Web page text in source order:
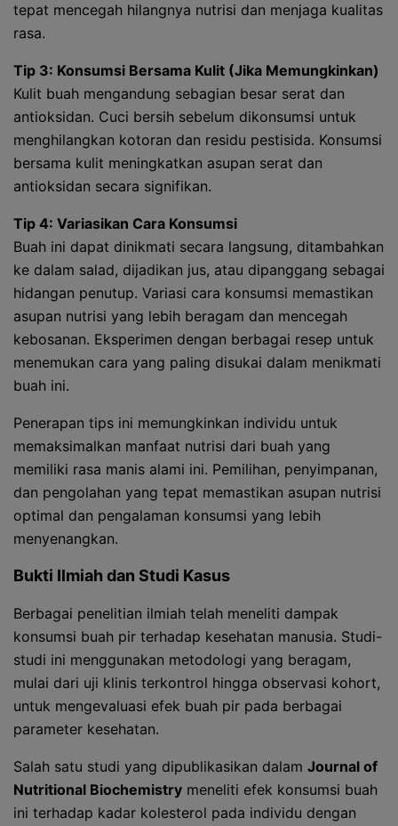
tepat mencegah hilangnya nutrisi dan menjaga kualitas
rasa.
Tip 3: Konsumsi Bersama Kulit (Jika Memungkinkan)
Kulit buah mengandung sebagian besar serat dan
antioksidan. Cuci bersih sebelum dikonsumsi untuk
menghilangkan kotoran dan residu pestisida. Konsumsi
bersama kulit meningkatkan asupan serat dan
antioksidan secara signifikan.
Tip 4: Variasikan Cara Konsumsi
Buah ini dapat dinikmati secara langsung, ditambahkan
ke dalam salad, dijadikan jus, atau dipanggang sebagai
hidangan penutup. Variasi cara konsumsi memastikan
asupan nutrisi yang lebih beragam dan mencegah
kebosanan. Eksperimen dengan berbagai resep untuk
menemukan cara yang paling disukai dalam menikmati
buah ini.
Penerapan tips ini memungkinkan individu untuk
memaksimalkan manfaat nutrisi dari buah yang
memiliki rasa manis alami ini. Pemilihan, penyimpanan,
dan pengolahan yang tepat memastikan asupan nutrisi
optimal dan pengalaman konsumsi yang lebih
menyenangkan.
Bukti Ilmiah dan Studi Kasus
Berbagai penelitian ilmiah telah meneliti dampak
konsumsi buah pir terhadap kesehatan manusia. Studi-
studi ini menggunakan metodologi yang beragam,
mulai dari uji klinis terkontrol hingga observasi kohort,
untuk mengevaluasi efek buah pir pada berbagai
parameter kesehatan.
Salah satu studi yang dipublikasikan dalam Journal of
Nutritional Biochemistry meneliti efek konsumsi buah
ini terhadap kadar kolesterol pada individu dengan